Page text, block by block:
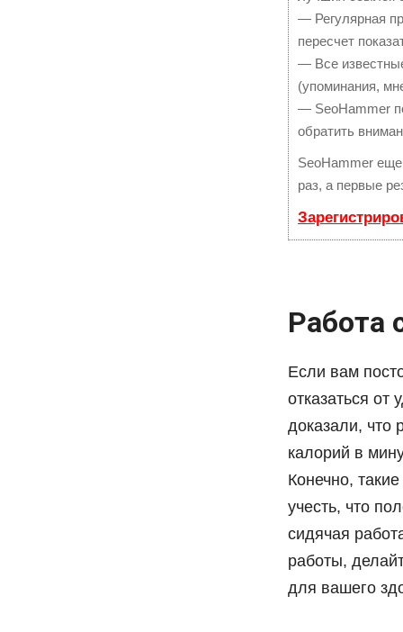
— Регулярная
пересчет
— Все
(упоминания,
— SeoHammer
обратить
SeoHammer
раз, а первые
Работа
Если вам
отказаться от
доказали, что
калорий в
Конечно,
учесть, что
сидячая
работы,
для вашего